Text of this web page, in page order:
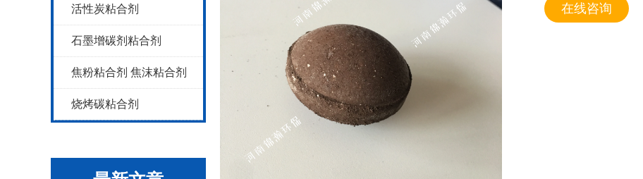
活性炭粘合剂
石墨增碳剂粘合剂
焦粉粘合剂 焦沫粘合剂
烧烤碳粘合剂
在线咨询